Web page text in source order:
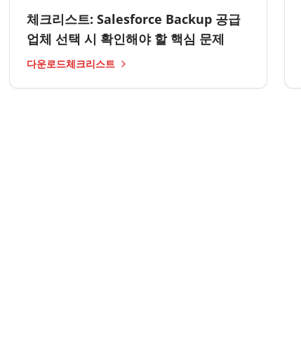
체크리스트: Salesforce Backup 공급
업체 선택 시 확인해야 할 핵심 문제
다운로드체크리스트